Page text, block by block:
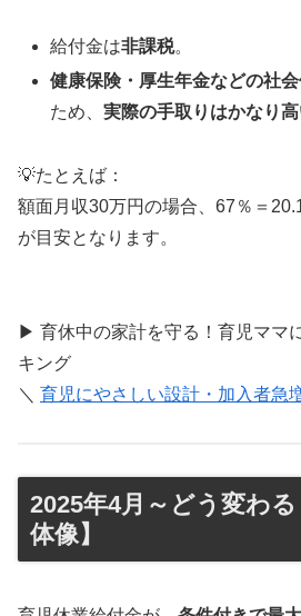
給付金は非課税。
健康保険・厚生年金などの社
ため、実際の手取りはかなり
💡たとえば：
額面月収30万円の場合、67％＝
が目安となります。
▶ 育休中の家計を守る！育児ママ
キング
＼ 育児にやさしい設計・加入者急
2025年4月～どう変わ
体像】